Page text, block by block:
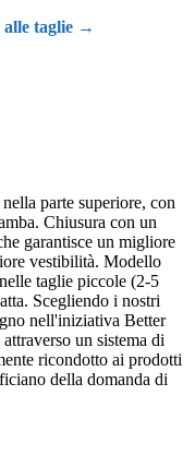
alle taglie →
parte superiore, con
Chiusura con un
garantisce un migliore
vestibilità. Modello
taglie piccole (2-5
Scegliendo i nostri
nell'iniziativa Better
un sistema di
ricondotto ai prodotti
della domanda di